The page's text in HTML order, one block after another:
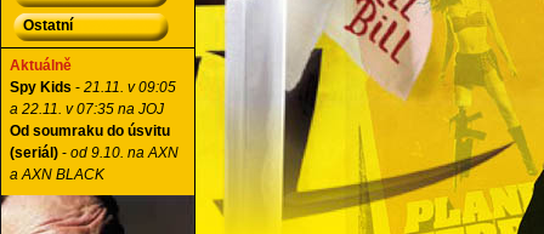
Ostatní
Aktuálně
Spy Kids - 21.11. v 09:05
a 22.11. v 07:35 na JOJ
Od soumraku do úsvitu
(seriál) - od 9.10. na AXN
a AXN BLACK